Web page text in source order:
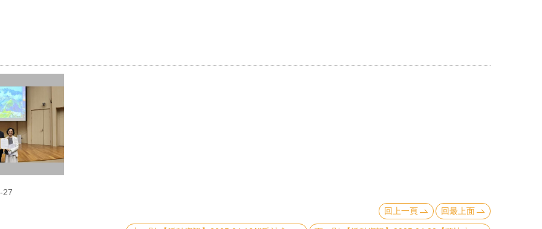
27
回上一頁
回最上面